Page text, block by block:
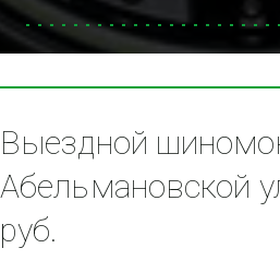
Выездной
Абельмановской
руб.